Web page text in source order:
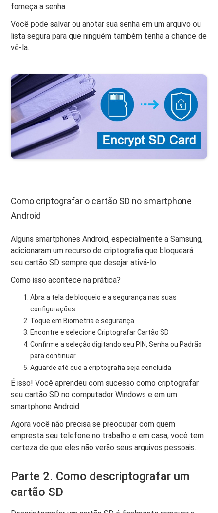
forneça a senha.
Você pode salvar ou anotar sua senha em um arquivo ou
lista segura para que ninguém também tenha a chance de
vê-la.
Como criptografar o cartão SD no smartphone
Android
Alguns smartphones Android, especialmente a Samsung,
adicionaram um recurso de criptografia que bloqueará
seu cartão SD sempre que desejar ativá-lo.
Como isso acontece na prática?
Abra a tela de bloqueio e a segurança nas suas
configurações
Toque em Biometria e segurança
Encontre e selecione Criptografar Cartão SD
Confirme a seleção digitando seu PIN, Senha ou Padrão
para continuar
Aguarde até que a criptografia seja concluída
É isso! Você aprendeu com sucesso como criptografar
seu cartão SD no computador Windows e em um
smartphone Android.
Agora você não precisa se preocupar com quem
empresta seu telefone no trabalho e em casa, você tem
certeza de que eles não verão seus arquivos pessoais.
Parte 2. Como descriptografar um
cartão SD